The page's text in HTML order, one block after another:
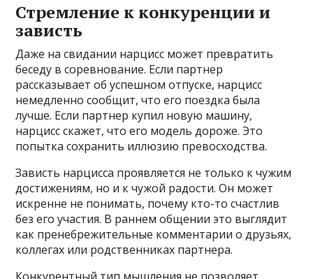
Стремление к конкуренции и
зависть
Даже на свидании нарцисс может превратить
беседу в соревнование. Если партнер
рассказывает об успешном отпуске, нарцисс
немедленно сообщит, что его поездка была
лучше. Если партнер купил новую машину,
нарцисс скажет, что его модель дороже. Это
попытка сохранить иллюзию превосходства.
Зависть нарцисса проявляется не только к чужим
достижениям, но и к чужой радости. Он может
искренне не понимать, почему кто-то счастлив
без его участия. В раннем общении это выглядит
как пренебрежительные комментарии о друзьях,
коллегах или родственниках партнера.